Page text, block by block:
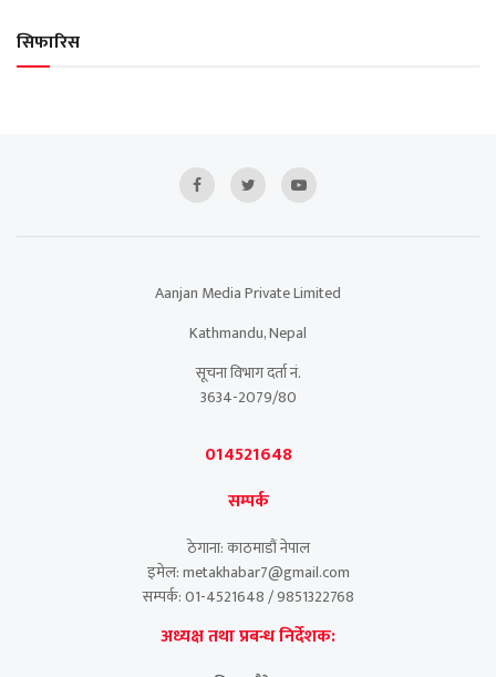
सिफारिस
Aanjan Media Private Limited
Kathmandu, Nepal
सूचना विभाग दर्ता नं.
3634-2079/80
014521648
सम्पर्क
ठेगाना: काठमाडौं नेपाल
इमेल: metakhabar7@gmail.com
सम्पर्क: 01-4521648 / 9851322768
अध्यक्ष तथा प्रबन्ध निर्देशक: